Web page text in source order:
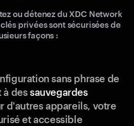
ou détenez du XDC Network
privées sont sécurisées de
façons :
sans phrase de
à dessauvegardes
d'autres appareils, votre
et accessible